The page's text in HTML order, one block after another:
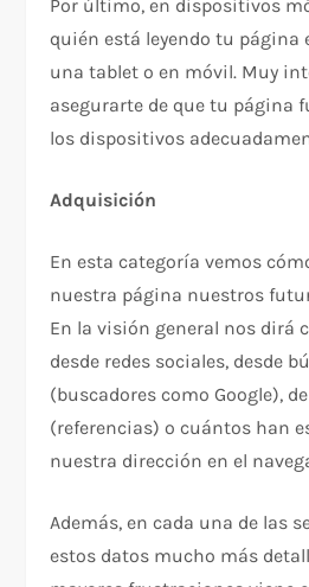
Por último, en dispositivos
quién está leyendo tu página
una tablet o en móvil. Muy
asegurarte de que tu página
los dispositivos
Adquisición
En esta categoría vemos
nuestra página nuestros
En la visión general nos dirá
desde redes sociales, desde
(buscadores como Google),
(referencias) o cuántos han
nuestra dirección en el
Además, en cada una de las
estos datos mucho más